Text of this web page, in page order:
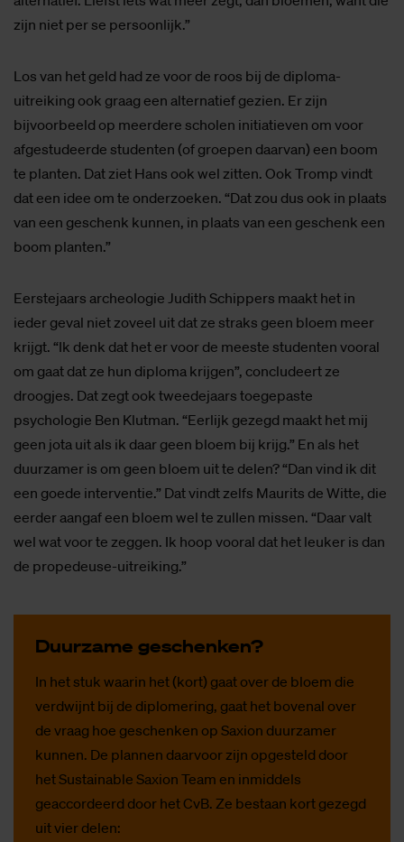
zijn niet per se persoonlijk.”
Los van het geld had ze voor de roos bij de diploma-
uitreiking ook graag een alternatief gezien. Er zijn
bijvoorbeeld op meerdere scholen initiatieven om voor
afgestudeerde studenten (of groepen daarvan) een boom
te planten. Dat ziet Hans ook wel zitten. Ook Tromp vindt
dat een idee om te onderzoeken. “Dat zou dus ook in plaats
van een geschenk kunnen, in plaats van een geschenk een
boom planten.”
Eerstejaars archeologie Judith Schippers maakt het in
ieder geval niet zoveel uit dat ze straks geen bloem meer
krijgt. “Ik denk dat het er voor de meeste studenten vooral
om gaat dat ze hun diploma krijgen”, concludeert ze
droogjes. Dat zegt ook tweedejaars toegepaste
psychologie Ben Klutman. “Eerlijk gezegd maakt het mij
geen jota uit als ik daar geen bloem bij krijg.” En als het
duurzamer is om geen bloem uit te delen? “Dan vind ik dit
een goede interventie.” Dat vindt zelfs Maurits de Witte, die
eerder aangaf een bloem wel te zullen missen. “Daar valt
wel wat voor te zeggen. Ik hoop vooral dat het leuker is dan
de propedeuse-uitreiking.”
Duur­za­me ge­schen­ken?
In het stuk waarin het (kort) gaat over de bloem die
verdwijnt bij de diplomering, gaat het bovenal over
de vraag hoe geschenken op Saxion duurzamer
kunnen. De plannen daarvoor zijn opgesteld door
het Sustainable Saxion Team en inmiddels
geaccordeerd door het CvB. Ze bestaan kort gezegd
uit vier delen: